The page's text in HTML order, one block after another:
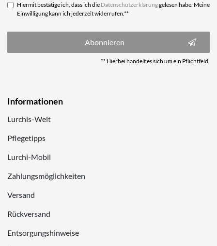
Hiermit bestätige ich, dass ich die Daten­schutz­erklärunggelesen habe. Meine
Einwilligung kann ich jederzeit widerrufen.**
Abonnieren
** Hierbei handelt es sich um ein Pflichtfeld.
Informationen
Lurchis-Welt
Pflegetipps
Lurchi-Mobil
Zahlungsmöglichkeiten
Versand
Rückversand
Entsorgungshinweise